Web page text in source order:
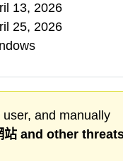
13, 2026
25, 2026
and manually
站 and other